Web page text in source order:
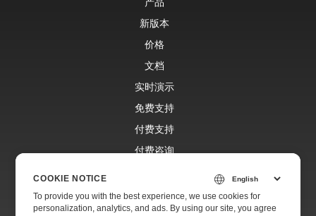
新版本
价格
文档
实时演示
免费支持
付费支持
付费咨询
网站
COOKIE NOTICE
To provide you with the best experience, we use cookies for
personalization, analytics, and ads. By using our site, you agree